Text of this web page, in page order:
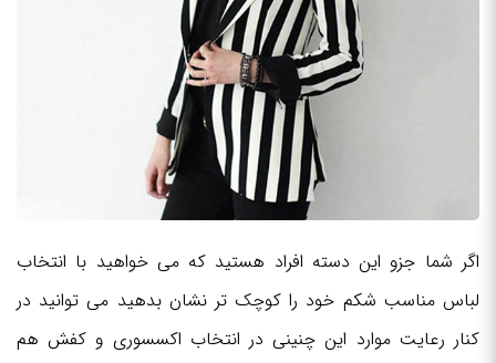
اگر شما جزو این دسته افراد هستید که می خواهید با انتخاب
لباس مناسب شکم خود را کوچک تر نشان بدهید می توانید در
کنار رعایت موارد این چنینی در انتخاب اکسسوری و کفش هم